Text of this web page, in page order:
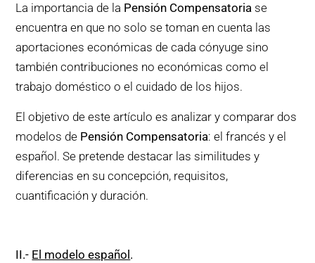
La importancia de la Pensión Compensatoria se
encuentra en que no solo se toman en cuenta las
aportaciones económicas de cada cónyuge sino
también contribuciones no económicas como el
trabajo doméstico o el cuidado de los hijos.
El objetivo de este artículo es analizar y comparar dos
modelos de Pensión Compensatoria: el francés y el
español. Se pretende destacar las similitudes y
diferencias en su concepción, requisitos,
cuantificación y duración.
II.- El modelo español .